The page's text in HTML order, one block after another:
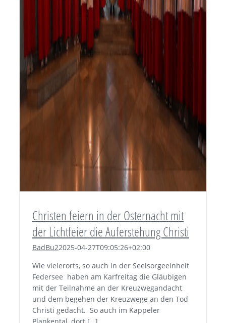
Christen feiern in der Osternacht mit
der Lichtfeier die Auferstehung Christi
BadBu22025-04-27T09:05:26+02:00
Wie vielerorts, so auch in der Seelsorgeeinheit
Federsee haben am Karfreitag die Gläubigen
mit der Teilnahme an der Kreuzwegandacht
und dem begehen der Kreuzwege an den Tod
Christi gedacht. So auch im Kappeler